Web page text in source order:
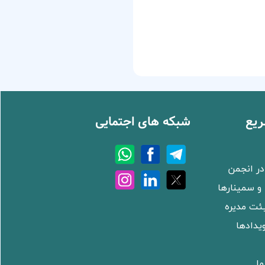
انجمن
سمینارها
مدیره
شبکه های اجتمایی